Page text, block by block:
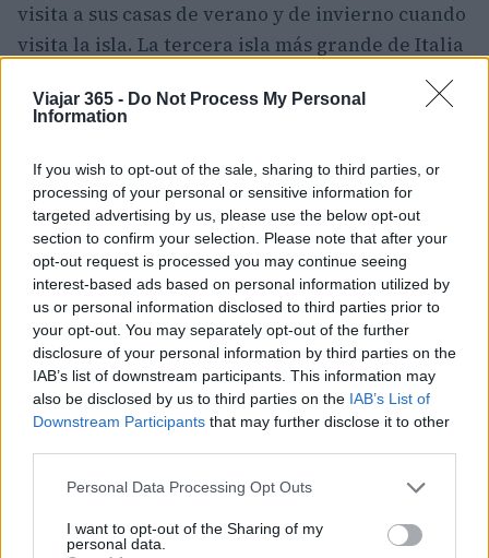
Viajar 365 - Do Not Process My Personal
Information
If you wish to opt-out of the sale, sharing to third parties, or
processing of your personal or sensitive information for
targeted advertising by us, please use the below opt-out
section to confirm your selection. Please note that after your
opt-out request is processed you may continue seeing
interest-based ads based on personal information utilized by
us or personal information disclosed to third parties prior to
your opt-out. You may separately opt-out of the further
disclosure of your personal information by third parties on the
IAB’s list of downstream participants. This information may
also be disclosed by us to third parties on the IAB’s List of
Downstream Participants that may further disclose it to other
Please note that this website/app uses one or more Google
not limited to your visit or usage behaviour. You may click to
grant or deny consent to Google and its third-party tags to
Personal Data Processing Opt Outs
I want to opt-out of the Sharing of my
personal data.
visita a sus casas de verano y de invierno cuando
visita la isla. La tercera isla más grande de Italia
también cuenta con más de 150 playas, desde
amplias extensiones de arena hasta calas
Los destinos de playa más populares son el
balneario deMarina di Campo, la arena
ultrafina de Procchio y las aguas azules de
ensueño de Fetovia. Los paseos por la zona
montañosa del interior también son actividades
favoritas. Se sabe que los visitantes se
encuentran con piedras preciosas, cuarzos y
cristales en las laderas del monte Capanne, rico
en minerales.
3. Capri
Situada en labahía de Nápoles, Capri es una